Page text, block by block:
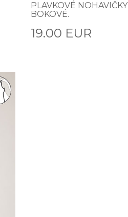
PLAVKOVÉ NOHAVIČKY
BOKOVÉ.
19.00 EUR